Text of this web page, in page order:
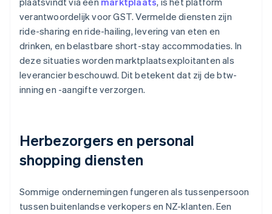
verantwoordelijk voor GST. Vermelde diensten zijn
ride-sharing en ride-hailing, levering van eten en
drinken, en belastbare short-stay accommodaties. In
deze situaties worden marktplaatsexploitanten als
leverancier beschouwd. Dit betekent dat zij de btw-
inning en -aangifte verzorgen.
Herbezorgers en personal
shopping diensten
Sommige ondernemingen fungeren als tussenpersoon
tussen buitenlandse verkopers en NZ-klanten. Een